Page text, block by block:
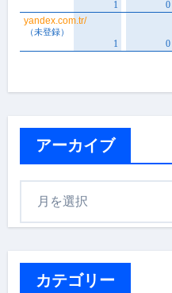
アーカイブ
カテゴリー